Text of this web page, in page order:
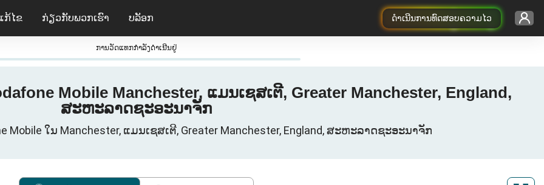
ດຳເນີນການທົດສອບຄວາມໄວ
ກ້ໄຂ ກ່ຽວ​ກັບ​ພວກ​ເຮົາ ບລັອກ
ການວັດແທກກໍາລັງດໍາເນີນຢູ່
Mobile Manchester, ແມນເຊສເຕີ, Greater Manchester, England,
ສະຫະລາດຊະອະນາຈັກ
ໃນ Manchester, ແມນເຊສເຕີ, Greater Manchester, England, ສະຫະລາດຊະອະນາຈັກ